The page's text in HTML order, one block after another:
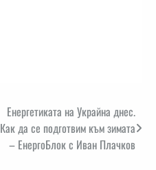
Енергетиката на Украйна днес.
Как да се подготвим към зимата
– ЕнергоБлок с Иван Плачков